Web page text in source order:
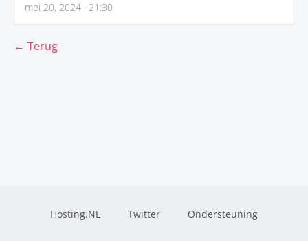
mei 20, 2024 · 21:30
← Terug
Hosting.NL Twitter Ondersteuning